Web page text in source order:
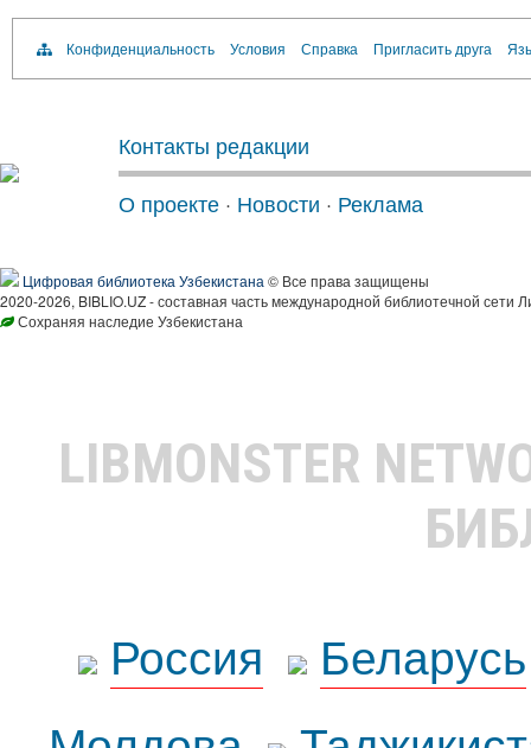
Конфиденциальность Условия Справка Пригласить друга
Контакты редакции
О проекте · Новости · Реклама
Цифровая библиотека Узбекистана © Все права защищены
2020-2026, BIBLIO.UZ - составная часть международной библиотечной сети
Сохраняя наследие Узбекистана
LIBMONSTER
Россия
Беларусь